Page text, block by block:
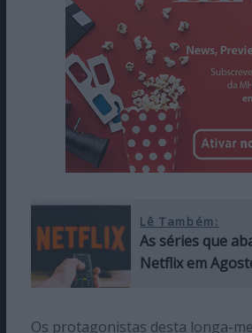
Lê Também:
As séries que
Netflix em
Os protagonistas desta longa-